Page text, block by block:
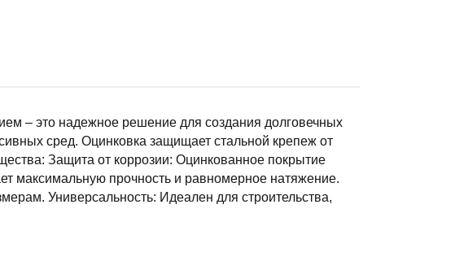
– это надежное решение для создания долговечных
сред. Оцинковка защищает стальной крепеж от
Защита от коррозии: Оцинкованное покрытие
максимальную прочность и равномерное натяжение.
Универсальность: Идеален для строительства,